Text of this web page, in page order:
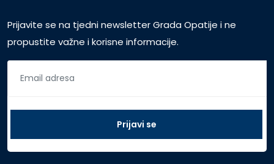
Prijavite se na tjedni newsletter Grada Opatije i ne
propustite važne i korisne informacije.